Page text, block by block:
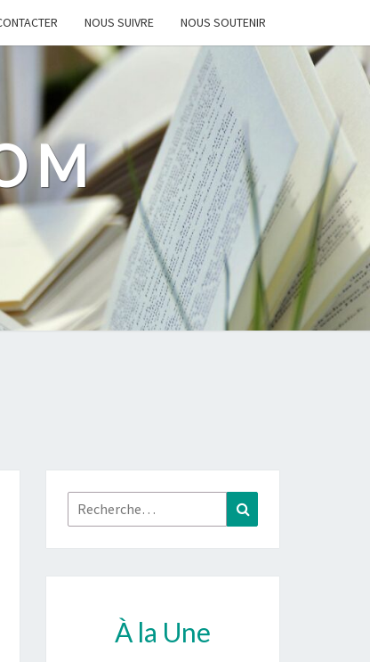
NOUS SUIVRE NOUS SOUTENIR
Rechercher :
À la Une